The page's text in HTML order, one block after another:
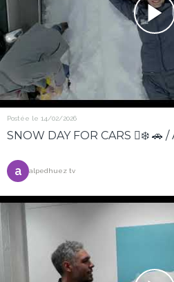
Postée le 14/02/2026
a alpedhuez tv